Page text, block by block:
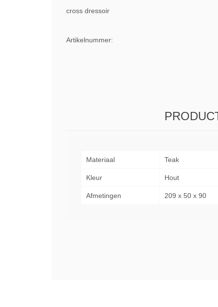
cross dressoir
Artikelnummer:
Materiaal Teak
Kleur Hout
Afmetingen 209 x 50 x 90